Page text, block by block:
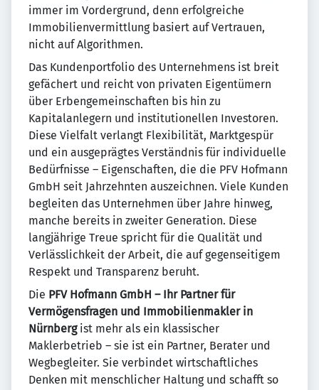
immer im Vordergrund, denn erfolgreiche
Immobilienvermittlung basiert auf Vertrauen,
nicht auf Algorithmen.
Das Kundenportfolio des Unternehmens ist breit
gefächert und reicht von privaten Eigentümern
über Erbengemeinschaften bis hin zu
Kapitalanlegern und institutionellen Investoren.
Diese Vielfalt verlangt Flexibilität, Marktgespür
und ein ausgeprägtes Verständnis für individuelle
Bedürfnisse – Eigenschaften, die die PFV Hofmann
GmbH seit Jahrzehnten auszeichnen. Viele Kunden
begleiten das Unternehmen über Jahre hinweg,
manche bereits in zweiter Generation. Diese
langjährige Treue spricht für die Qualität und
Verlässlichkeit der Arbeit, die auf gegenseitigem
Respekt und Transparenz beruht.
Die PFV Hofmann GmbH – Ihr Partner für
Vermögensfragen und Immobilienmakler in
Nürnbergist mehr als ein klassischer
Maklerbetrieb – sie ist ein Partner, Berater und
Wegbegleiter. Sie verbindet wirtschaftliches
Denken mit menschlicher Haltung und schafft so